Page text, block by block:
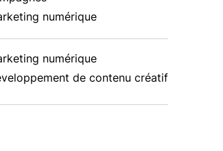
numérique
numérique
de contenu créatif